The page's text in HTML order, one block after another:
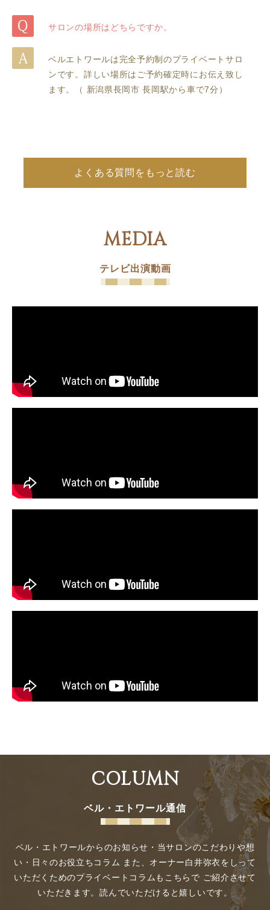
サロンの場所はどちらですか。
ベルエトワールは完全予約制のプライベートサロ
ンです。詳しい場所はご予約確定時にお伝え致し
ます。（ 新潟県長岡市 長岡駅から車で7分）
よくある質問をもっと読む
MEDIA
テレビ出演動画
COLUMN
ベル・エトワール通信
ベル・エトワールからのお知らせ・当サロンのこだわりや想
い・日々のお役立ちコラム また、オーナー白井弥衣をしって
いただくためのプライベートコラムもこちらで ご紹介させて
いただきます。読んでいただけると嬉しいです。